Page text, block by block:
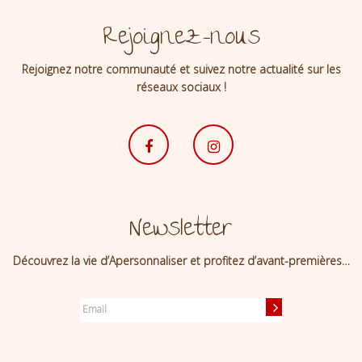
Rejoignez-nous
Rejoignez notre communauté et suivez notre actualité sur les
réseaux sociaux !
Newsletter
Découvrez la vie d’Apersonnaliser et profitez d’avant-premières…